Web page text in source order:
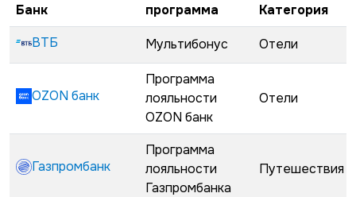
Банк
программа
Категория
ВТБ
Мультибонус Отели
OZON банк
Программа
лояльности
OZON банк
Отели
Газпромбанк
Программа
лояльности
Газпромбанка
Путешествия